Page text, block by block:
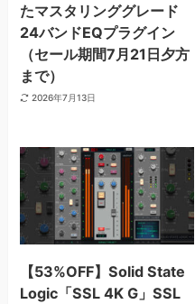
たマスタリンググレード
24バンドEQプラグイン
（セール期間7月21日夕方
まで）
2026年7月13日
【53%OFF】Solid State
Logic「SSL 4K G」SSL